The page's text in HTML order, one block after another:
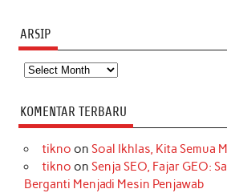
ARSIP
Arsip
KOMENTAR TERBARU
tikno on Soal Ikhlas, Kita Semua
tikno on Senja SEO, Fajar GEO:
Berganti Menjadi Mesin Penjawab